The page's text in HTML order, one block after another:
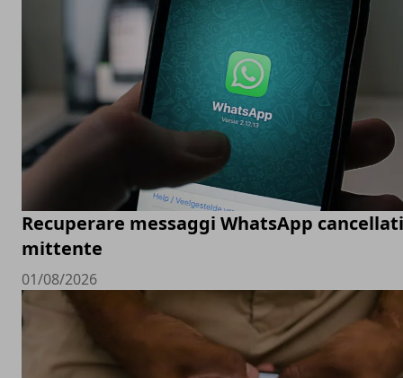
Recuperare messaggi WhatsApp
mittente
01/08/2026